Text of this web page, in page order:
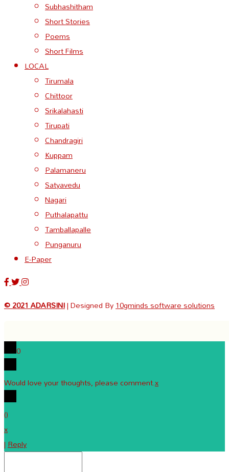
Subhashitham
Short Stories
Poems
Short Films
LOCAL
Tirumala
Chittoor
Srikalahasti
Tirupati
Chandragiri
Kuppam
Palamaneru
Satyavedu
Nagari
Puthalapattu
Tamballapalle
Punganuru
E-Paper
© 2021 ADARSINI| Designed By10gminds software solutions
0
Would love your thoughts, please comment.x
()
x
|Reply